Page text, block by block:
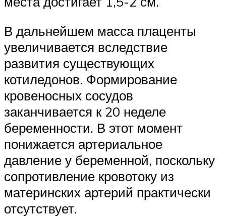
В дальнейшем масса плаценты
увеличивается вследствие
развития существующих
котиледонов. Формирование
кровеносных сосудов
заканчивается к 20 неделе
беременности. В этот момент
понижается артериальное
давление у беременной, поскольку
сопротивление кровотоку из
материнских артерий практически
отсутствует.